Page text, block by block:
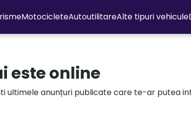
MotocicleteAutoutilitareAlte tipuri vehicule
este online
ultimele anunțuri publicate care te-ar putea